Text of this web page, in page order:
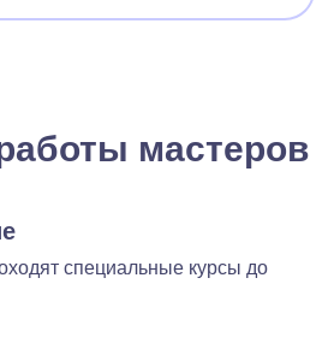
мастеров
специальные курсы до